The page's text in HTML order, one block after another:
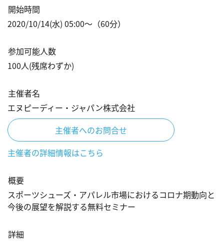
開始時間
2020/10/14(水) 05:00〜（60分）
参加可能人数
100人(残席わずか)
主催者名
エヌピーディー・ジャパン株式会社
主催者へのお問合せ
主催者の詳細情報はこちら
概要
スポーツシューズ・アパレル市場におけるコロナ期動向と
今後の展望を解説する無料セミナー
詳細